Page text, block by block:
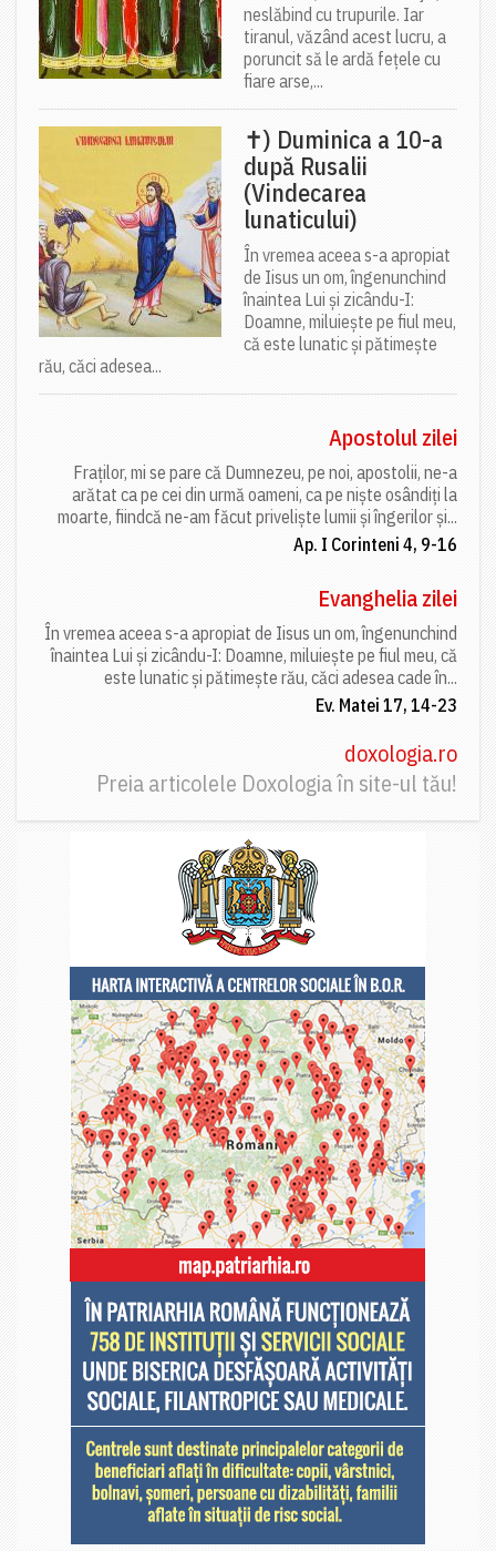
neslăbind cu trupurile. Iar
tiranul, văzând acest lucru, a
poruncit să le ardă fețele cu
fiare arse,...
✝) Duminica a 10-a
după Rusalii
(Vindecarea
lunaticului)
În vremea aceea s-a apropiat
de Iisus un om, îngenunchind
înaintea Lui și zicându-I:
Doamne, miluiește pe fiul meu,
că este lunatic și pătimește
rău, căci adesea...
Apostolul zilei
Fraților, mi se pare că Dumnezeu, pe noi, apostolii, ne-a
arătat ca pe cei din urmă oameni, ca pe niște osândiți la
moarte, fiindcă ne-am făcut priveliște lumii și îngerilor și...
Ap. I Corinteni 4, 9-16
Evanghelia zilei
În vremea aceea s-a apropiat de Iisus un om, îngenunchind
înaintea Lui și zicându-I: Doamne, miluiește pe fiul meu, că
este lunatic și pătimește rău, căci adesea cade în...
Ev. Matei 17, 14-23
doxologia.ro
Preia articolele Doxologia în site-ul tău!